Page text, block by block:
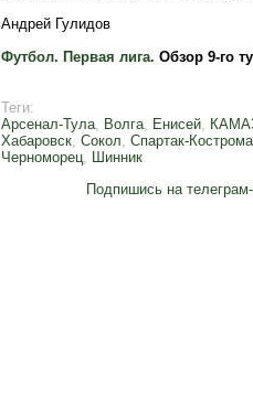
Андрей Гулидов
Футбол. Первая лига. Обзор 9-го
Теги:
Арсенал-Тула, Волга, Енисей,
Хабаровск, Сокол, Спартак-Кострома
Черноморец, Шинник
Подпишись на